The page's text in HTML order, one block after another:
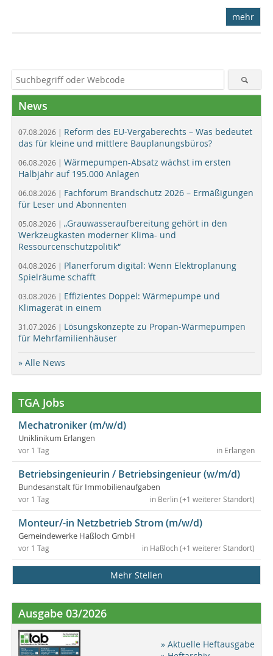
mehr
News
07.08.2026 | Reform des EU-Vergaberechts – Was bedeutet
das für kleine und mittlere Bauplanungsbüros?
06.08.2026 | Wärmepumpen-Absatz wächst im ersten
Halbjahr auf 195.000 Anlagen
06.08.2026 | Fachforum Brandschutz 2026 – Ermäßigungen
für Leser und Abonnenten
05.08.2026 | „Grauwasseraufbereitung gehört in den
Werkzeugkasten moderner Klima- und
Ressourcenschutzpolitik“
04.08.2026 | Planerforum digital: Wenn Elektroplanung
Spielräume schafft
03.08.2026 | Effizientes Doppel: Wärmepumpe und
Klimagerät in einem
31.07.2026 | Lösungskonzepte zu Propan-Wärmepumpen
für Mehrfamilienhäuser
» Alle News
TGA Jobs
Mechatroniker (m/w/d)
Uniklinikum Erlangen
in Erlangen
vor 1 Tag
Betriebsingenieurin / Betriebsingenieur (w/m/d)
Bundesanstalt für Immobilienaufgaben
in Berlin (+1 weiterer Standort)
vor 1 Tag
Monteur/-in Netzbetrieb Strom (m/w/d)
Gemeindewerke Haßloch GmbH
in Haßloch (+1 weiterer Standort)
vor 1 Tag
Mehr Stellen
Ausgabe 03/2026
» Aktuelle Heftausgabe